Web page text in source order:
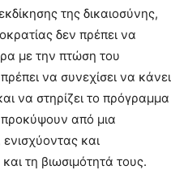
της δικαιοσύνης,
δεν πρέπει να
με την πτώση του
να συνεχίσει να κάνει
να στηρίζει το πρόγραμμα
προκύψουν από μια
και
τη βιωσιμότητά τους.